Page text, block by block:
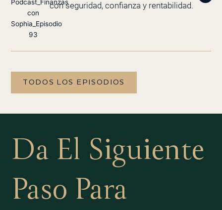
con seguridad, confianza y rentabilidad.
TODOS LOS EPISODIOS
Da El Siguiente
Paso Para